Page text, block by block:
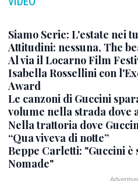
Siamo Serie: L'estate nei
Attitudini: nessuna, The
Al via il Locarno Film
Isabella Rossellini con
Award
Le canzoni di Guccini
volume nella strada dove
Nella trattoria dove
“Qua viveva di notte”
Beppe Carletti: "Guccini è
Nomade"